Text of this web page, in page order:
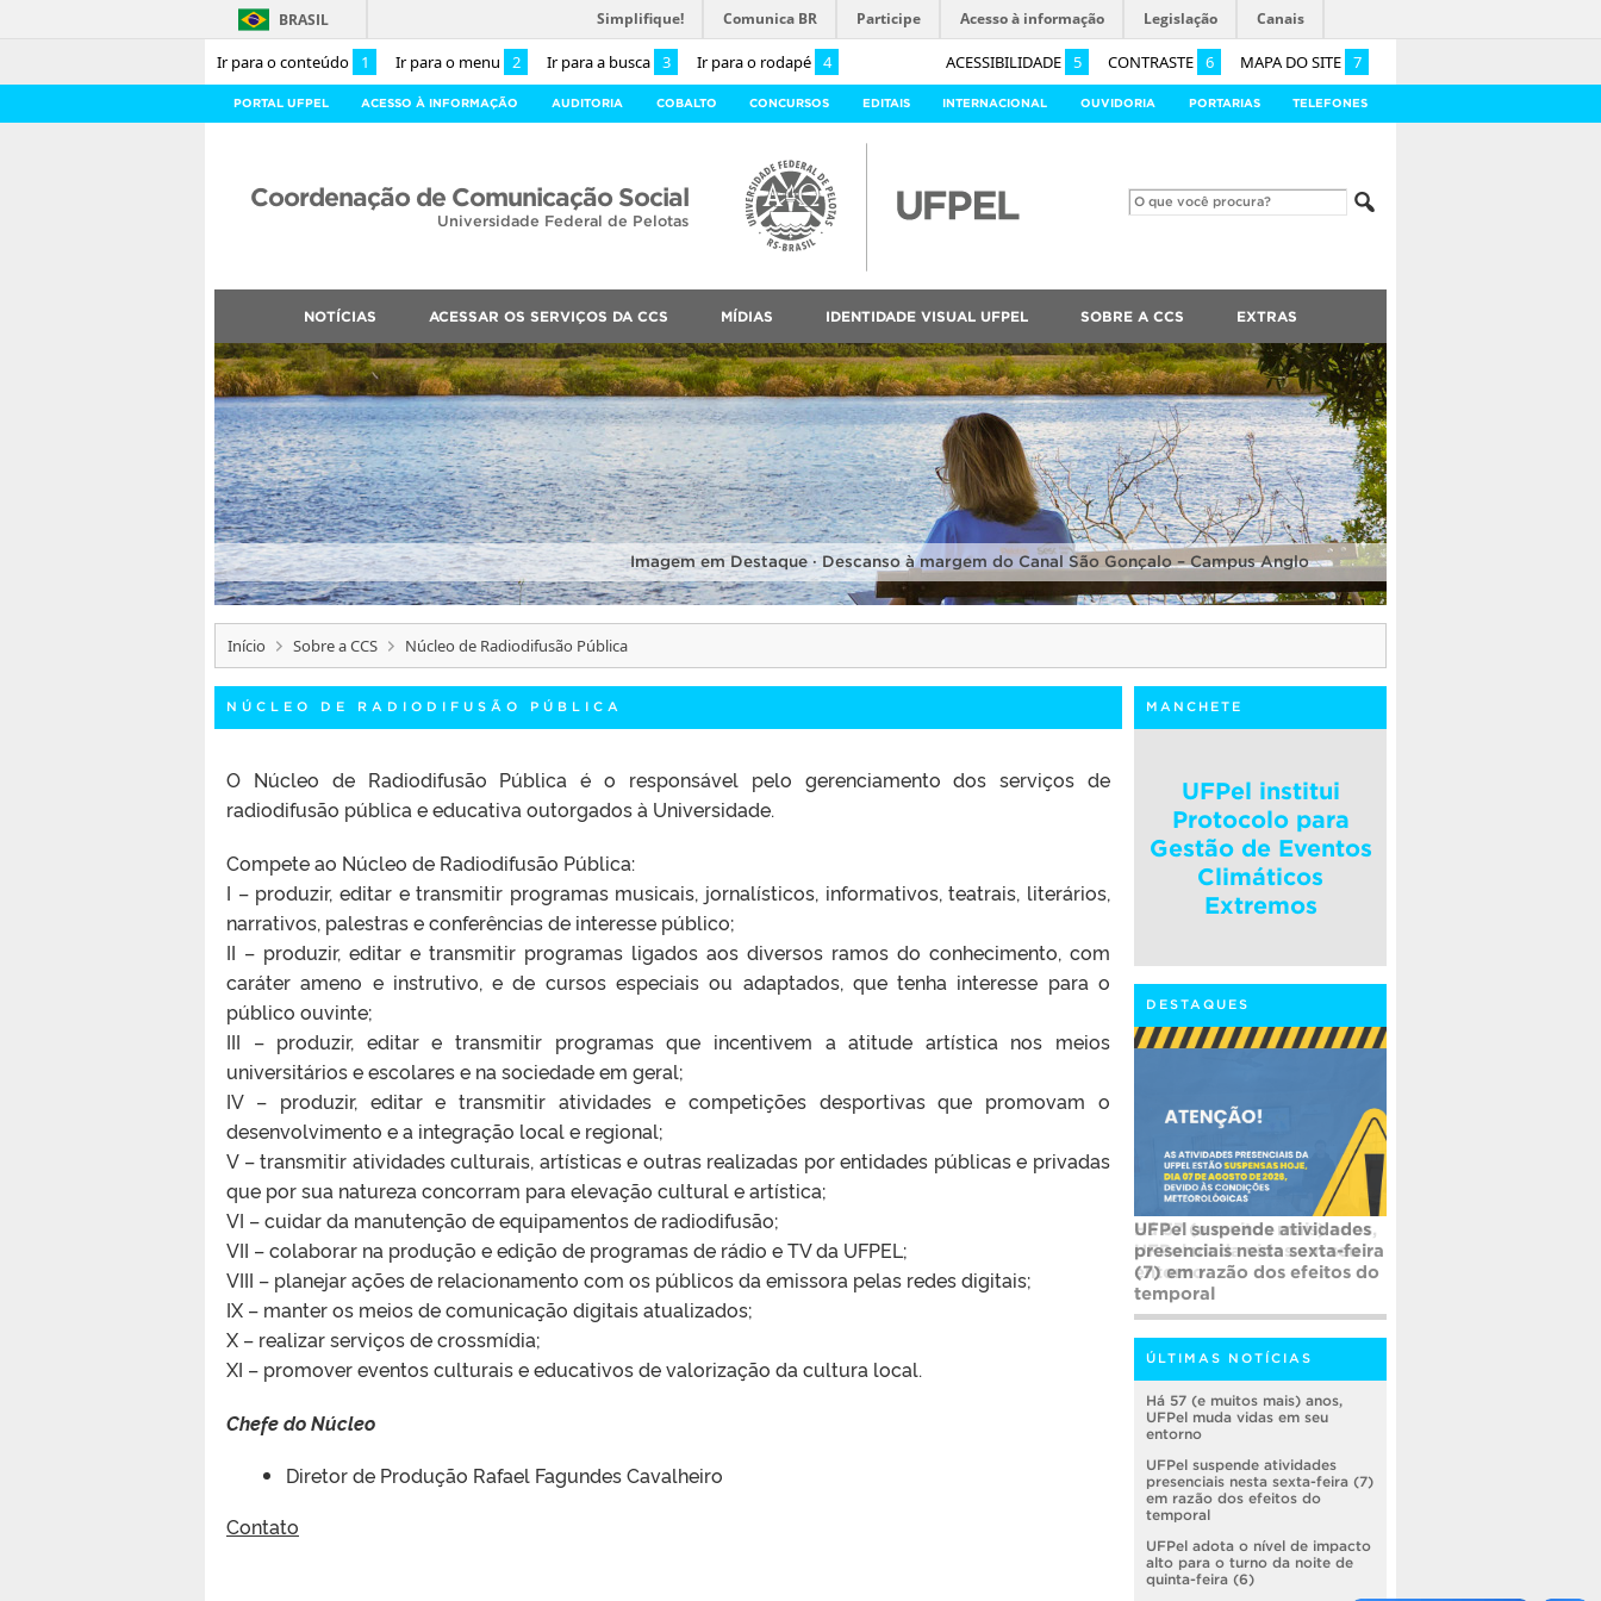
Ir para o conteúdo 1 Ir para o menu 2 Ir para a busca 3 Ir para o rodapé 4 ACESSIBILIDADE 5 CONTRASTE 6 MAPA DO SITE 7
BRASIL Simplifique! Comunica BR Participe Acesso à informação Legislação Canais
PORTAL UFPEL ACESSO À INFORMAÇÃO AUDITORIA COBALTO CONCURSOS EDITAIS INTERNACIONAL OUVIDORIA PORTARIAS TELEFONES
Coordenação de Comunicação Social
Universidade Federal de Pelotas
NOTÍCIAS ACESSAR OS SERVIÇOS DA CCS MÍDIAS IDENTIDADE VISUAL UFPEL SOBRE A CCS EXTRAS
Imagem em Destaque · Descanso à margem do Canal São Gonçalo – Campus Anglo
Início Sobre a CCS Núcleo de Radiodifusão Pública
NÚCLEO DE RADIODIFUSÃO PÚBLICA
O Núcleo de Radiodifusão Pública é o responsável pelo gerenciamento dos serviços de
radiodifusão pública e educativa outorgados à Universidade.
Compete ao Núcleo de Radiodifusão Pública:
I – produzir, editar e transmitir programas musicais, jornalísticos, informativos, teatrais, literários,
narrativos, palestras e conferências de interesse público;
II – produzir, editar e transmitir programas ligados aos diversos ramos do conhecimento, com
caráter ameno e instrutivo, e de cursos especiais ou adaptados, que tenha interesse para o
público ouvinte;
III – produzir, editar e transmitir programas que incentivem a atitude artística nos meios
universitários e escolares e na sociedade em geral;
IV – produzir, editar e transmitir atividades e competições desportivas que promovam o
desenvolvimento e a integração local e regional;
V – transmitir atividades culturais, artísticas e outras realizadas por entidades públicas e privadas
que por sua natureza concorram para elevação cultural e artística;
VI – cuidar da manutenção de equipamentos de radiodifusão;
VII – colaborar na produção e edição de programas de rádio e TV da UFPEL;
VIII – planejar ações de relacionamento com os públicos da emissora pelas redes digitais;
IX – manter os meios de comunicação digitais atualizados;
X – realizar serviços de crossmídia;
XI – promover eventos culturais e educativos de valorização da cultura local.
Chefe do Núcleo
Diretor de Produção Rafael Fagundes Cavalheiro
Contato
MANCHETE
UFPel institui
Protocolo para
Gestão de Eventos
Climáticos
Extremos
DESTAQUES
UFPel suspende atividades
presenciais nesta sexta-feira
(7) em razão dos efeitos do
temporal
ÚLTIMAS NOTÍCIAS
Há 57 (e muitos mais) anos,
UFPel muda vidas em seu
entorno
UFPel suspende atividades
presenciais nesta sexta-feira (7)
em razão dos efeitos do
temporal
UFPel adota o nível de impacto
alto para o turno da noite de
quinta-feira (6)